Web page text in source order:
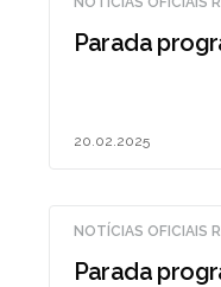
Parada
20.02.2025
NOTÍCIAS OFICIAIS
Parada